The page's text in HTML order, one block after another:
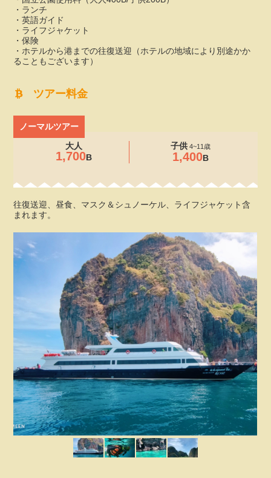
・ランチ
・英語ガイド
・ライフジャケット
・保険
・ホテルから港までの往復送迎（ホテルの地域により別途かか
ることもございます）
ツアー料金
ノーマルツアー
大人
1,700B
子供 4~11歳
1,400B
往復送迎、昼食、マスク＆シュノーケル、ライフジャケット含
まれます。